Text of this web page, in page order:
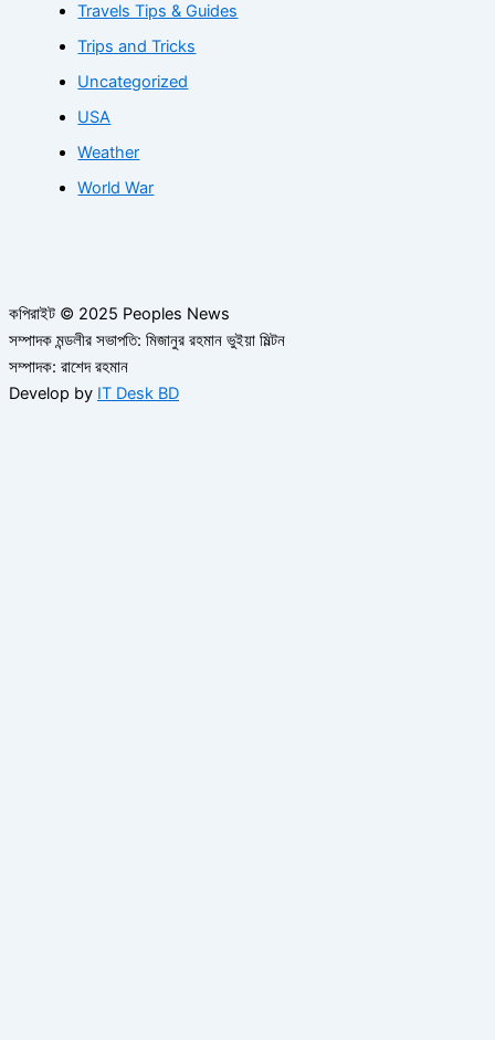
Travels Tips & Guides
Trips and Tricks
Uncategorized
USA
Weather
World War
কপিরাইট © 2025 Peoples News
সম্পাদক মন্ডলীর সভাপতি: মিজানুর রহমান ভুইয়া মিল্টন
সম্পাদক: রাশেদ রহমান
Develop by IT Desk BD